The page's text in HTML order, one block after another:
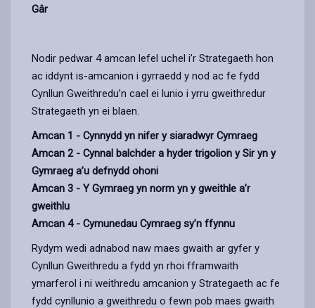
Gâr
Nodir pedwar 4 amcan lefel uchel i’r Strategaeth hon
ac iddynt is-amcanion i gyrraedd y nod ac fe fydd
Cynllun Gweithredu’n cael ei lunio i yrru gweithredur
Strategaeth yn ei blaen.
Amcan 1 - Cynnydd yn nifer y siaradwyr Cymraeg
Amcan 2 - Cynnal balchder a hyder trigolion y Sir yn y
Gymraeg a’u defnydd ohoni
Amcan 3 - Y Gymraeg yn norm yn y gweithle a’r
gweithlu
Amcan 4 - Cymunedau Cymraeg sy’n ffynnu
Rydym wedi adnabod naw maes gwaith ar gyfer y
Cynllun Gweithredu a fydd yn rhoi fframwaith
ymarferol i ni weithredu amcanion y Strategaeth ac fe
fydd cynllunio a gweithredu o fewn pob maes gwaith